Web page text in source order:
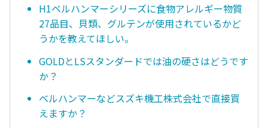
H1ベルハンマーシリーズに食物アレルギー物質
27品目、貝類、グルテンが使用されているかど
うかを教えてほしい。
GOLDとLSスタンダードでは油の硬さはどうです
か？
ベルハンマーなどスズキ機工株式会社で直接買
えますか？